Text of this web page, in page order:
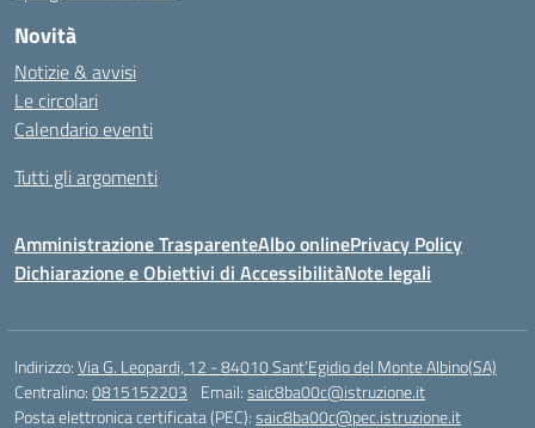
Novità
Notizie & avvisi
Le circolari
Calendario eventi
Tutti gli argomenti
Amministrazione TrasparenteAlbo onlinePrivacy Policy
Dichiarazione e Obiettivi di AccessibilitàNote legali
Indirizzo:Via G. Leopardi, 12 - 84010 Sant’Egidio del Monte Albino(SA)
Centralino:0815152203 Email:saic8ba00c@istruzione.it
Posta elettronica certificata (PEC):saic8ba00c@pec.istruzione.it